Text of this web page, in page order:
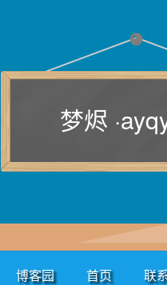
梦烬 ·
博客园 首页 联